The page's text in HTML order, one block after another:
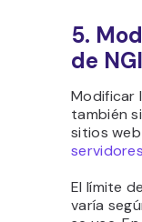
5.
de
Modificar
también
sitios
El límite
varía